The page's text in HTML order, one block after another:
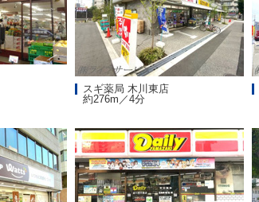
スギ薬局 木川東店
約276m／4分